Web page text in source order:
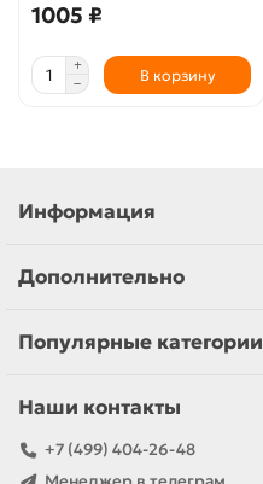
1005 ₽
В корзину
Информация
Дополнительно
Популярные категории
Наши контакты
+7 (499) 404-26-48